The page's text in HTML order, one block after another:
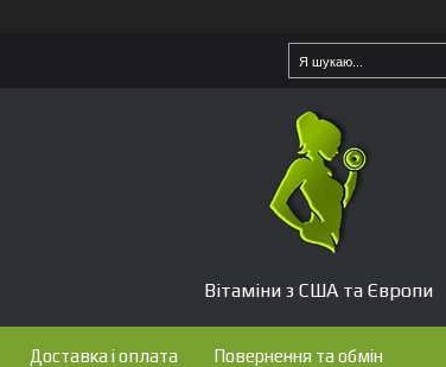
Вітаміни з США та Європи
Доставка і оплата Повернення та обмін